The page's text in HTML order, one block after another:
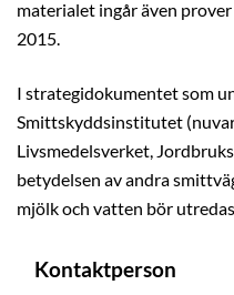
materialet ingår även
2015.
I strategidokumentet som
Smittskyddsinstitutet
Livsmedelsverket,
betydelsen av andra
mjölk och vatten bör
Kontaktperson